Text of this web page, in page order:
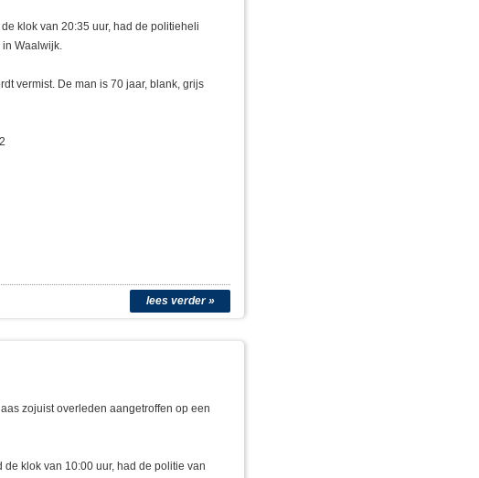
klok van 20:35 uur, had de politieheli
Waalwijk.
vermist. De man is 70 jaar, blank, grijs
lees verder »
zojuist overleden aangetroffen op een
klok van 10:00 uur, had de politie van